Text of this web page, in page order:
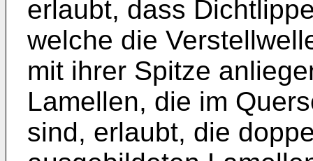
erlaubt, dass
welche die
mit ihrer Spitze
Lamellen, die im
sind, erlaubt, die